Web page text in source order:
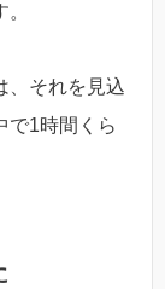
、それを見込
で1時間くら